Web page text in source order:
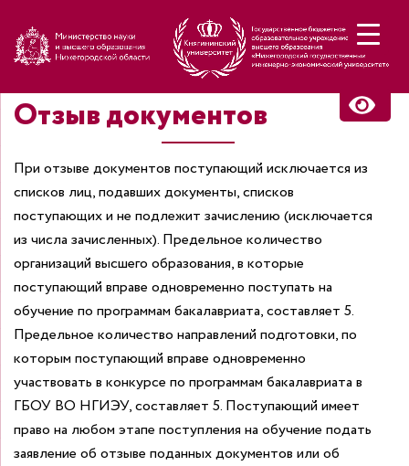
Отзыв документов
При отзыве документов поступающий исключается из
списков лиц, подавших документы, списков
поступающих и не подлежит зачислению (исключается
из числа зачисленных). Предельное количество
организаций высшего образования, в которые
поступающий вправе одновременно поступать на
обучение по программам бакалавриата, составляет 5.
Предельное количество направлений подготовки, по
которым поступающий вправе одновременно
участвовать в конкурсе по программам бакалавриата в
ГБОУ ВО НГИЭУ, составляет 5. Поступающий имеет
право на любом этапе поступления на обучение подать
заявление об отзыве поданных документов или об